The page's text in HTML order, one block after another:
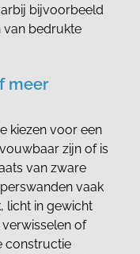
bijvoorbeeld
van bedrukte
meer
kiezen voor een
zijn of is
van zware
vaak
licht in gewicht
of
constructie